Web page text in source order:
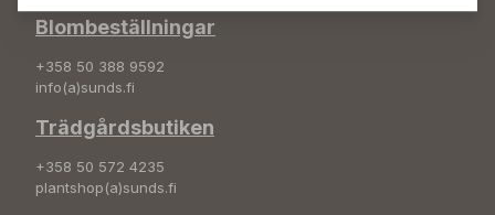
Blombeställningar
+358 50 388 9592
info(a)sunds.fi
Trädgårdsbutiken
+358 50 572 4235
plantshop(a)sunds.fi